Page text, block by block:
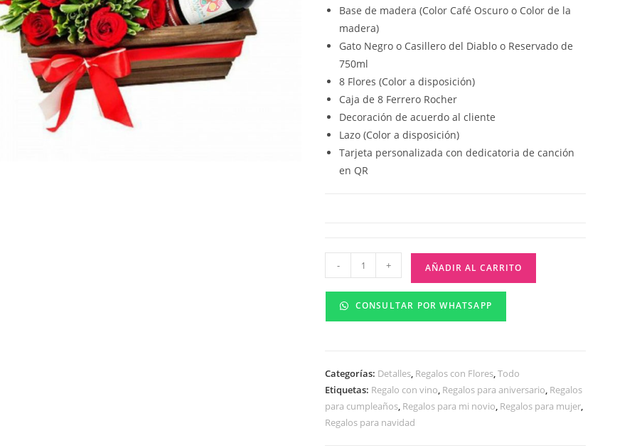
Base de madera (Color Café Oscuro o Color de la
madera)
Gato Negro o Casillero del Diablo o Reservado de
750ml
8 Flores (Color a disposición)
Caja de 8 Ferrero Rocher
Decoración de acuerdo al cliente
Lazo (Color a disposición)
Tarjeta personalizada con dedicatoria de canción
en QR
- + AÑADIR AL CARRITO
CONSULTAR POR WHATSAPP
Categorías: Detalles, Regalos con Flores,Todo
Etiquetas: Regalo con vino, Regalos para aniversario, Regalos
para cumpleaños, Regalos para mi novio, Regalos para mujer,
Regalos para navidad